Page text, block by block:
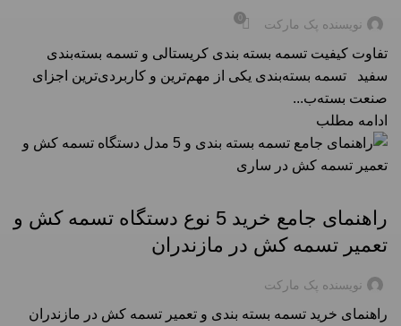
نویسنده پک مارکت 0
تفاوت کیفیت تسمه بسته‌ بندی کریستالی و تسمه بسته‌بندی
سفید تسمه بسته‌بندی یکی از مهم‌ترین و کاربردی‌ترین اجزای
صنعت بسته‌ب...
ادامه مطلب
راهنمای جامع خرید 5 نوع دستگاه تسمه کش و
تعمیر تسمه کش در مازندران
نویسنده پک مارکت
راهنمای خرید تسمه بسته بندی و تعمیر تسمه کش در مازندران